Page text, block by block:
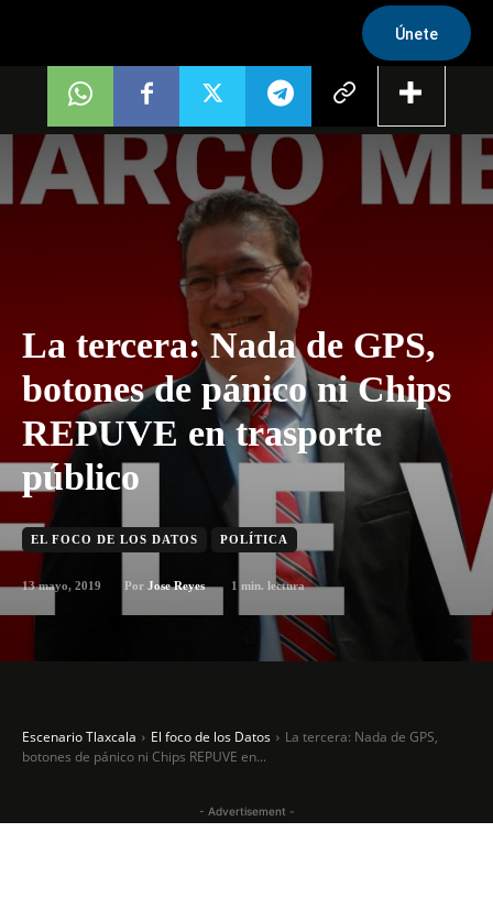
Únete
La tercera: Nada de GPS,
botones de pánico ni Chips
REPUVE en trasporte
público
EL FOCO DE LOS DATOS POLÍTICA
13 mayo, 2019 Por Jose Reyes 1 min. lectura
Escenario Tlaxcala El foco de los Datos
La tercera: Nada de GPS,
botones de pánico ni Chips REPUVE en...
- Advertisement -